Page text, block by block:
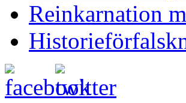
Reinkarnation